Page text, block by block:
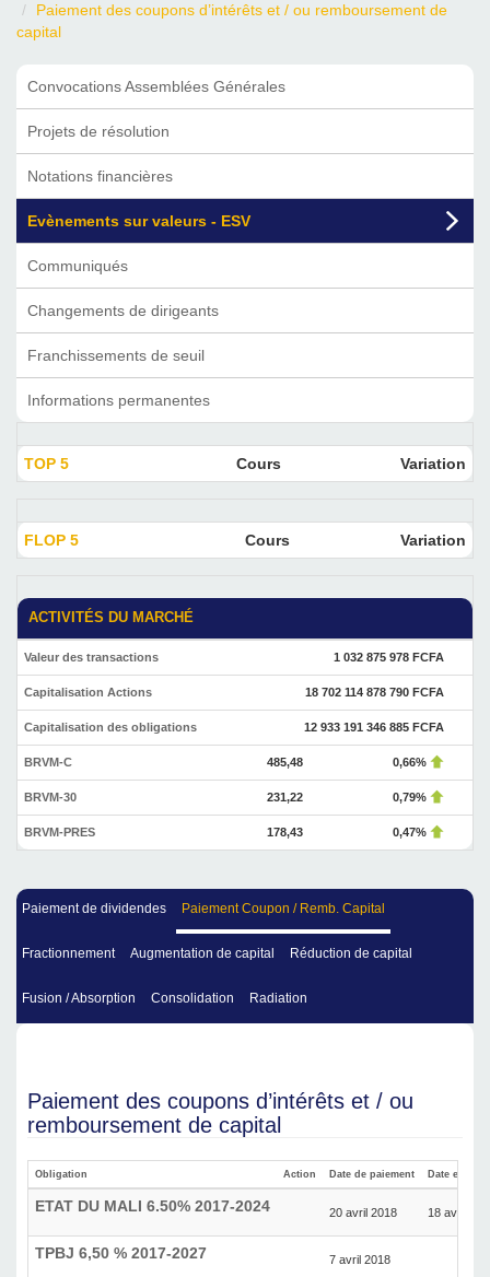
Paiement des coupons d’intérêts et / ou remboursement de
capital
Convocations Assemblées Générales
Projets de résolution
Notations financières
Evènements sur valeurs - ESV
Communiqués
Changements de dirigeants
Franchissements de seuil
Informations permanentes
TOP 5 Cours Variation
FLOP 5 Cours Variation
ACTIVITÉS DU MARCHÉ
Valeur des transactions 1 032 875 978 FCFA
Capitalisation Actions 18 702 114 878 790 FCFA
Capitalisation des obligations 12 933 191 346 885 FCFA
BRVM-C 485,48 0,66%
BRVM-30 231,22 0,79%
BRVM-PRES 178,43 0,47%
Paiement de dividendes Paiement Coupon / Remb. Capital
Fractionnement Augmentation de capital Réduction de capital
Fusion / Absorption Consolidation Radiation
Paiement des coupons d’intérêts et / ou
remboursement de capital
Obligation Action Date de paiement Date ex-
ETAT DU MALI 6.50% 2017-2024 20 avril 2018 18 avril
TPBJ 6,50 % 2017-2027 7 avril 2018